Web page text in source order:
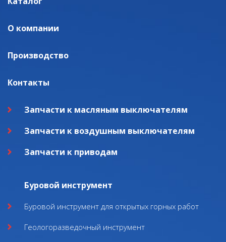
О компании
Производство
Контакты
Запчасти к масляным выключателям
Запчасти к воздушным выключателям
Запчасти к приводам
Буровой инструмент
Буровой инструмент для открытых горных работ
Геологоразведочный инструмент